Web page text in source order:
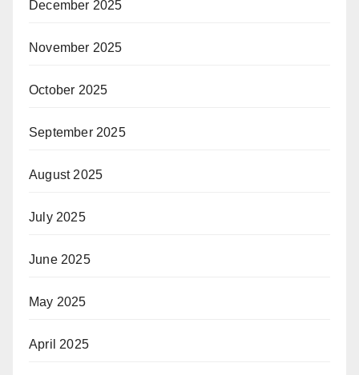
December 2025
November 2025
October 2025
September 2025
August 2025
July 2025
June 2025
May 2025
April 2025